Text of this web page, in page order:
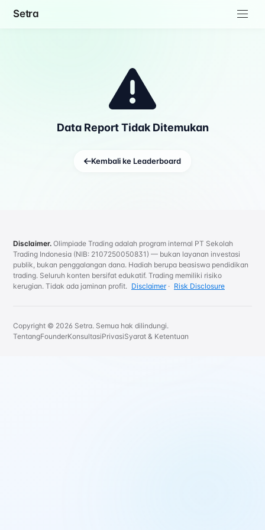
Setra
Data Report Tidak Ditemukan
Kembali ke Leaderboard
Disclaimer. Olimpiade Trading adalah program internal PT Sekolah
Trading Indonesia (NIB: 2107250050831) — bukan layanan investasi
publik, bukan penggalangan dana. Hadiah berupa beasiswa pendidikan
trading. Seluruh konten bersifat edukatif. Trading memiliki risiko
kerugian. Tidak ada jaminan profit. Disclaimer· Risk Disclosure
Copyright © 2026 Setra. Semua hak dilindungi.
TentangFounderKonsultasiPrivasiSyarat & Ketentuan